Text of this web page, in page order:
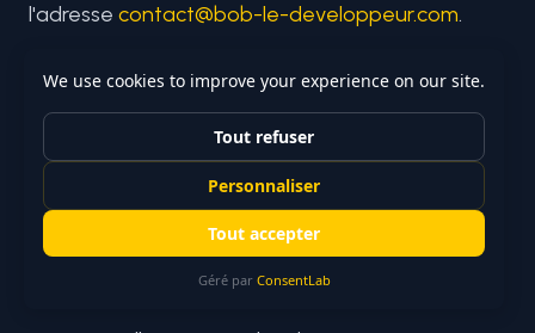
l'adresse contact@bob-le-developpeur.com.
2. Données
collectées et
finalités